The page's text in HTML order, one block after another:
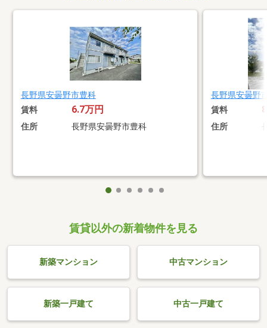
長野県安曇野市豊科
賃料 6.7万円
住所 長野県安曇野市豊科
長野県安曇野
賃料
住所
賃貸以外の新着物件を見る
新築マンション 中古マンション
新築一戸建て 中古一戸建て